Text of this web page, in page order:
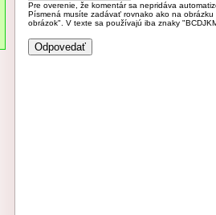
Pre overenie, že komentár sa nepridáva
Písmená musíte zadávať rovnako ako na
obrázok". V texte sa používajú iba znaky